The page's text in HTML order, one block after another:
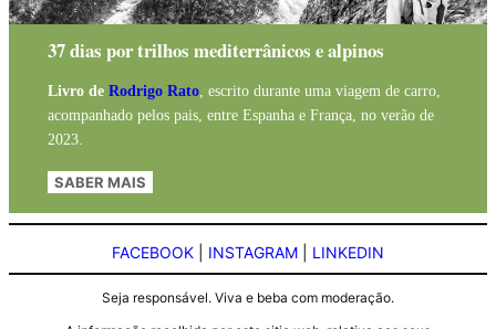
37 dias por trilhos mediterrânicos e alpinos
Livro de Rodrigo Rato, escrito durante uma viagem de carro,
acompanhado pelos pais, entre Espanha e França, no verão de
2023.
SABER MAIS
FACEBOOK INSTAGRAM LINKEDIN
Seja responsável. Viva e beba com moderação.